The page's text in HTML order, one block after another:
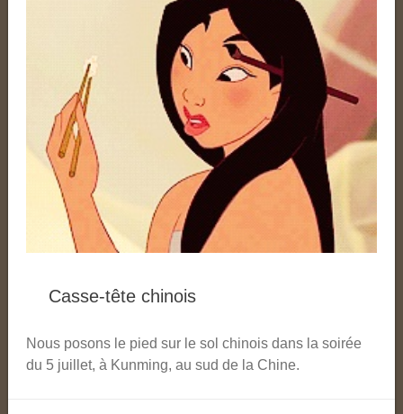
Casse-tête chinois
Nous posons le pied sur le sol chinois dans la soirée
du 5 juillet, à Kunming, au sud de la Chine.